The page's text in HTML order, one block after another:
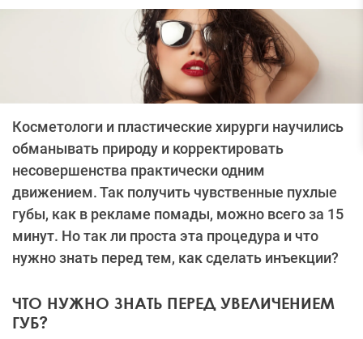
Косметологи и пластические хирурги научились
обманывать природу и корректировать
несовершенства практически одним
движением. Так получить чувственные пухлые
губы, как в рекламе помады, можно всего за 15
минут. Но так ли проста эта процедура и что
нужно знать перед тем, как сделать инъекции?
ЧТО НУЖНО ЗНАТЬ ПЕРЕД УВЕЛИЧЕНИЕМ
ГУБ?